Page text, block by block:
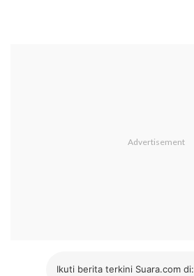
Ikuti berita terkini Suara.com di: